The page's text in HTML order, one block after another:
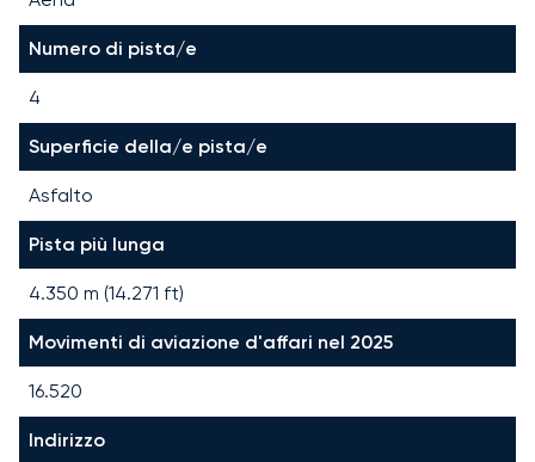
Numero di pista/e
4
Superficie della/e pista/e
Asfalto
Pista più lunga
4.350 m (14.271 ft)
Movimenti di aviazione d'affari nel 2025
16.520
Indirizzo